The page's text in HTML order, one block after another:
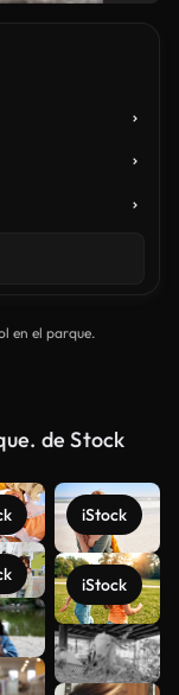
en el parque.
de Stock
iStock
iStock
Ver más